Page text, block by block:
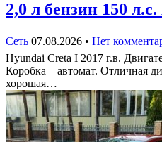
2,0 л бензин 150
Сеть 07.08.2026 • Нет
Hyundai Creta I 2017 г.в.
Коробка – автомат. Отличная
хорошая…